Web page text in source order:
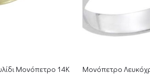
Μονόπετρο Λευκόχρυσο 18Κ με Διαμάντι